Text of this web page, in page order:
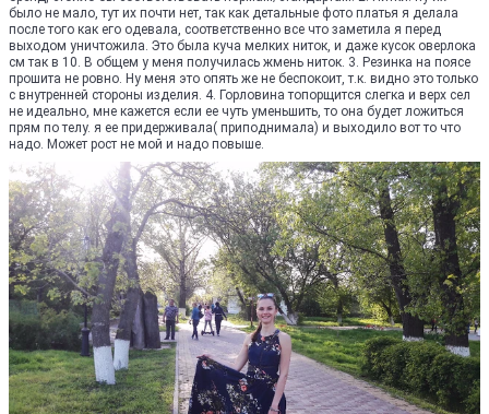
было не мало, тут их почти нет, так как детальные фото платья я делала
после того как его одевала, соответственно все что заметила я перед
выходом уничтожила. Это была куча мелких ниток, и даже кусок оверлока
см так в 10. В общем у меня получилась жмень ниток. 3. Резинка на поясе
прошита не ровно. Ну меня это опять же не беспокоит, т.к. видно это только
с внутренней стороны изделия. 4. Горловина топорщится слегка и верх сел
не идеально, мне кажется если ее чуть уменьшить, то она будет ложиться
прям по телу. я ее придерживала( приподнимала) и выходило вот то что
надо. Может рост не мой и надо повыше.